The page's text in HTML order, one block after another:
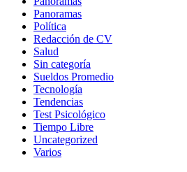
Panoramas
Política
Redacción de CV
Salud
Sin categoría
Sueldos Promedio
Tecnología
Tendencias
Test Psicológico
Tiempo Libre
Uncategorized
Varios